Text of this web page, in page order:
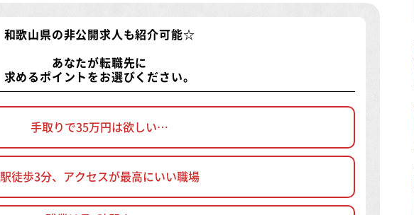
和歌山県の非公開求人 も紹介可能☆
あなたが転職先に
求めるポイントをお選びください。
手取りで35万円は欲しい…
駅徒歩3分、アクセスが最高にいい職場